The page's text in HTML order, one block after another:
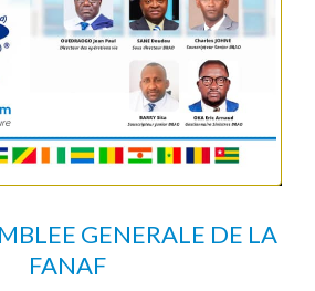
GENERALE DE LA
FANAF